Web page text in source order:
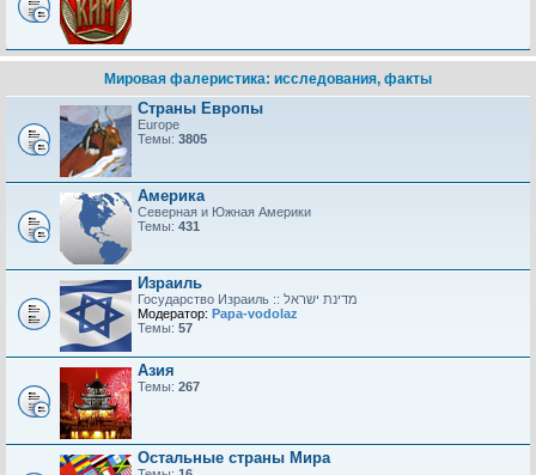
Мировая фалеристика: исследования, факты
Страны Европы
Europe
Темы: 3805
Америка
Северная и Южная Америки
Темы: 431
Израиль
Модератор: Papa-vodolaz
Темы: 57
Азия
Темы: 267
Остальные страны Мира